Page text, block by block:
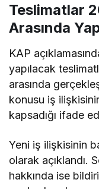
Teslimatlar
Arasında
KAP
yapılacak
arasında
konusu iş
kapsadığı ifade
Yeni iş ilişkisinin
olarak açıklandı.
hakkında ise